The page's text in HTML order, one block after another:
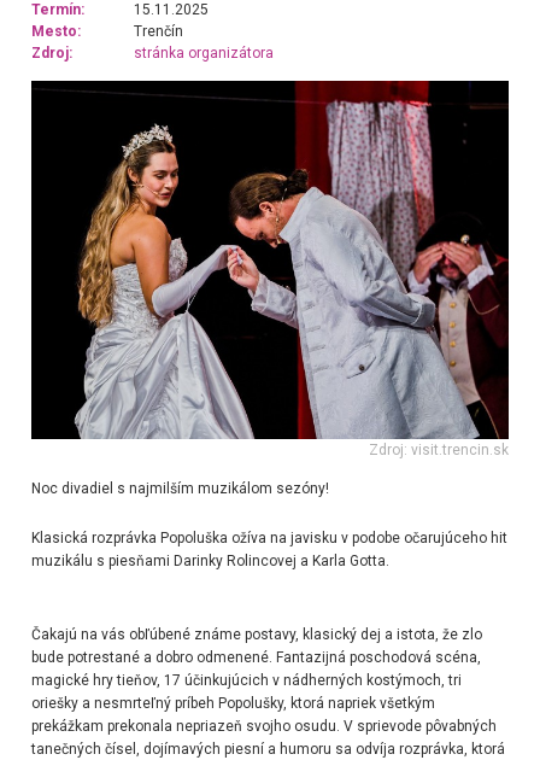
Termín:
15.11.2025
Mesto:
Trenčín
Zdroj:
stránka organizátora
Zdroj: visit.trencin.sk
Noc divadiel s najmilším muzikálom sezóny!
Klasická rozprávka Popoluška ožíva na javisku v podobe očarujúceho hit
muzikálu s piesňami Darinky Rolincovej a Karla Gotta.
Čakajú na vás obľúbené známe postavy, klasický dej a istota, že zlo
bude potrestané a dobro odmenené. Fantazijná poschodová scéna,
magické hry tieňov, 17 účinkujúcich v nádherných kostýmoch, tri
oriešky a nesmrteľný príbeh Popolušky, ktorá napriek všetkým
prekážkam prekonala nepriazeň svojho osudu. V sprievode pôvabných
tanečných čísel, dojímavých piesní a humoru sa odvíja rozprávka, ktorá